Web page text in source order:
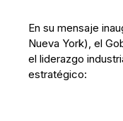
En su mensaje
Nueva York), el
el liderazgo
estratégico: